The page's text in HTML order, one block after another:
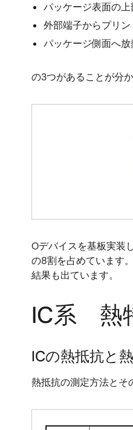
パッケージ表面の
外部端子からプリ
パッケージ側面へ
の3つがあることが分
Oデバイスを基板実装
の8割を占めています
結果も出ています。
IC系 熱
ICの熱抵抗と
熱抵抗の測定方法とそ